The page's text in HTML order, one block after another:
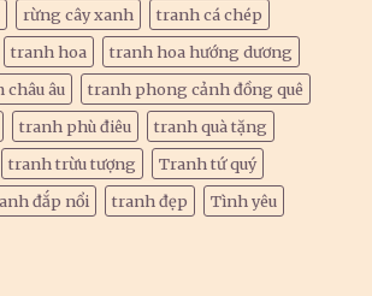
rừng cây xanh
tranh cá chép
tranh hoa
tranh hoa hướng dương
âu
tranh phong cảnh đồng quê
tranh phù điêu
tranh quà tặng
tranh trừu tượng
Tranh tứ quý
đắp nổi tranh đẹp
Tình yêu